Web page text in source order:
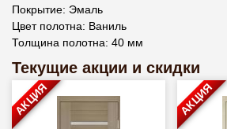
Покрытие: Эмаль
Цвет полотна: Ваниль
Толщина полотна: 40 мм
Текущие акции и скидки
АКЦИЯ АКЦИЯ